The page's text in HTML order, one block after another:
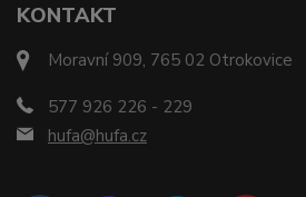
KONTAKT
Moravní 909, 765 02 Otrokovice
577 926 226 - 229
hufa@hufa.cz